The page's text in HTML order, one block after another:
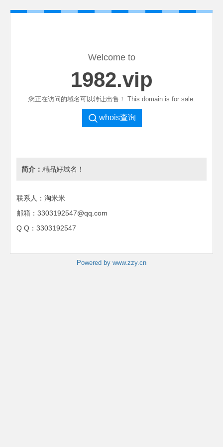
Welcome to
1982.vip
您正在访问的域名可以转让出售！ This domain is for sale.
whois查询
简介：精品好域名！
联系人：淘米米
邮箱：3303192547@qq.com
Q Q：3303192547
Powered by www.zzy.cn